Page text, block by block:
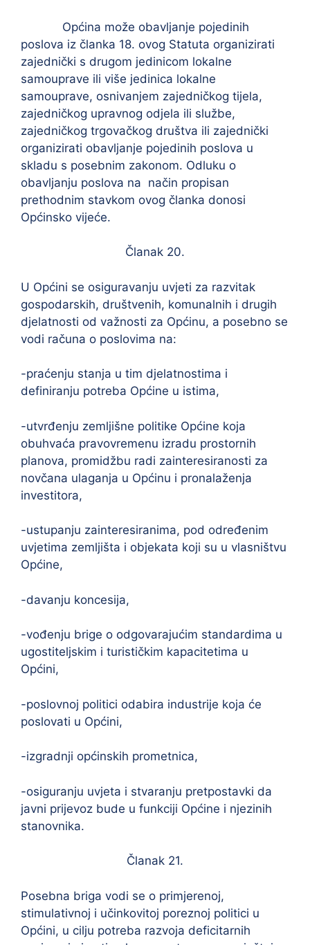
Općina može obavljanje pojedinih
poslova iz članka 18. ovog Statuta organizirati
zajednički s drugom jedinicom lokalne
samouprave ili više jedinica lokalne
samouprave, osnivanjem zajedničkog tijela,
zajedničkog upravnog odjela ili službe,
zajedničkog trgovačkog društva ili zajednički
organizirati obavljanje pojedinih poslova u
skladu s posebnim zakonom. Odluku o
obavljanju poslova na način propisan
prethodnim stavkom ovog članka donosi
Općinsko vijeće.
Članak 20.
U Općini se osiguravanju uvjeti za razvitak
gospodarskih, društvenih, komunalnih i drugih
djelatnosti od važnosti za Općinu, a posebno se
vodi računa o poslovima na:
-praćenju stanja u tim djelatnostima i
definiranju potreba Općine u istima,
-utvrđenju zemljišne politike Općine koja
obuhvaća pravovremenu izradu prostornih
planova, promidžbu radi zainteresiranosti za
novčana ulaganja u Općinu i pronalaženja
investitora,
-ustupanju zainteresiranima, pod određenim
uvjetima zemljišta i objekata koji su u vlasništvu
Općine,
-davanju koncesija,
-vođenju brige o odgovarajućim standardima u
ugostiteljskim i turističkim kapacitetima u
Općini,
-poslovnoj politici odabira industrije koja će
poslovati u Općini,
-izgradnji općinskih prometnica,
-osiguranju uvjeta i stvaranju pretpostavki da
javni prijevoz bude u funkciji Općine i njezinih
stanovnika.
Članak 21.
Posebna briga vodi se o primjerenoj,
stimulativnoj i učinkovitoj poreznoj politici u
Općini, u cilju potreba razvoja deficitarnih